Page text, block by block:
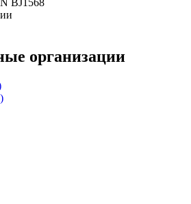
BJ1568
организации